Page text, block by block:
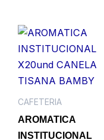
CAFETERIA
AROMATICA
INSTITUCIONAL